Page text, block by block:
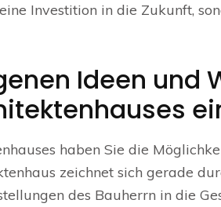
Investition in die Zukunft,
Ideen und
haben Sie die
zeichnet sich gerade
des Bauherrn in die